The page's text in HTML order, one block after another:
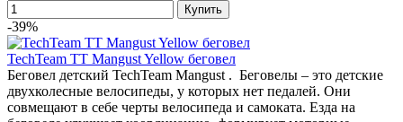
-39%
TechTeam TT Mangust Yellow беговел
Беговел детский TechTeam Mangust . Беговелы – это детские
двухколесные велосипеды, у которых нет педалей. Они
совмещают в себе черты велосипеда и самоката. Езда на